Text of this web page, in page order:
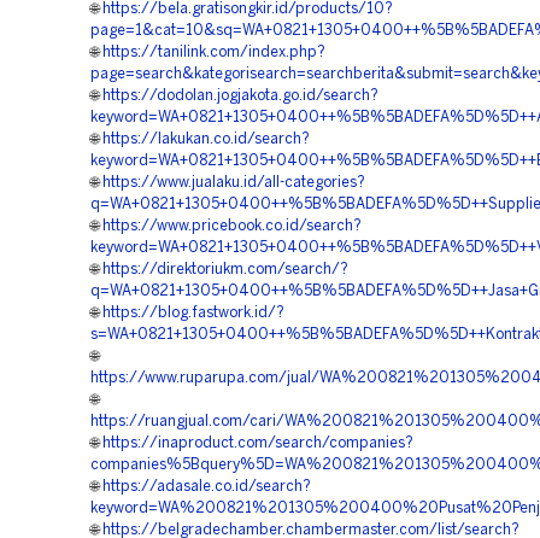
🌐 https://bela.gratisongkir.id/products/10?
🌐 https://tanilink.com/index.php?
🌐 https://dodolan.jogjakota.go.id/search?
🌐 https://lakukan.co.id/search?
🌐 https://www.jualaku.id/all-categories?
🌐 https://www.pricebook.co.id/search?
🌐 https://direktoriukm.com/search/?
🌐 https://blog.fastwork.id/?
🌐
https://www.ruparupa.com/jual/
🌐
https://ruangjual.com/cari/
🌐 https://inaproduct.com/search/companies?
🌐 https://adasale.co.id/search?
🌐 https://belgradechamber.chambermaster.com/list/search?